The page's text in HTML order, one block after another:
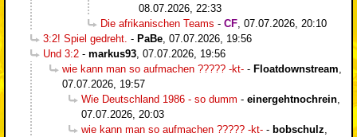
08.07.2026, 22:33
Die afrikanischen Teams - CF 07.07.2026, 20:10
3:2! Spiel gedreht. - PaBe 07.07.2026, 19:56
Und 3:2 - markus93 07.07.2026, 19:56
wie kann man so aufmachen ????? -kt- - Floatdownstream
07.07.2026, 19:57
Wie Deutschland 1986 - so dumm - einergehtnochrein
07.07.2026, 20:03
wie kann man so aufmachen ????? -kt- - bobschulz